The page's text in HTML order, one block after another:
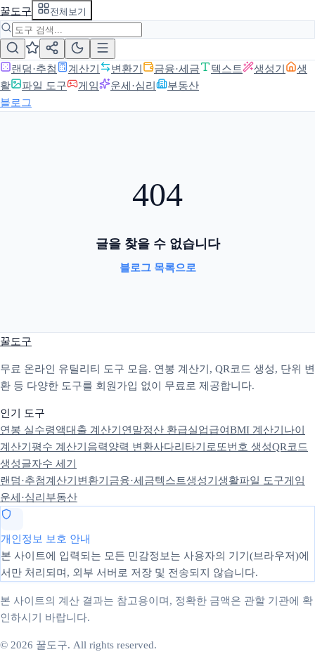
꿀도구 전체보기
랜덤·추첨 계산기 변환기 금융·세금 텍스트 생성기
생
활
파일 도구 게임 운세·심리
부동산
블로그
404
글을 찾을 수 없습니다
블로그 목록으로
꿀도구
무료 온라인 유틸리티 도구 모음. 연봉 계산기, QR코드 생성, 단위 변
환 등 다양한 도구를 회원가입 없이 무료로 제공합니다.
인기 도구
연봉 실수령액대출 계산기 연말정산 환급실업급여BMI 계산기 나이
계산기 평수 계산기 음력양력 변환사다리타기 로또번호 생성QR코드
생성글자수 세기
랜덤·추첨계산기 변환기 금융·세금텍스트생성기 생활파일 도구게임
운세·심리 부동산
개인정보 보호 안내
본 사이트에 입력되는 모든 민감정보는 사용자의 기기(브라우저)에
서만 처리되며, 외부 서버로 저장 및 전송되지 않습니다.
본 사이트의 계산 결과는 참고용이며, 정확한 금액은 관할 기관에 확
인하시기 바랍니다.
© 2026 꿀도구. All rights reserved.